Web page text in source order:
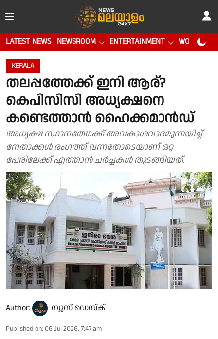
LATEST NEWS NEWSROOM ENTERTAINMENT WORLD CUP
KERALA
തലപ്പത്തേക്ക് ഇനി ആര്?
കെപിസിസി അധ്യക്ഷനെ
കണ്ടെത്താൻ ഹൈക്കമാൻഡ്
അധ്യക്ഷ സ്ഥാനത്തേക്ക് അവകാശവാദമുന്നയിച്ച്
നേതാക്കൾ രംഗത്ത് വന്നതോടെയാണ് ഒറ്റ
പേരിലേക്ക് എത്താൻ ചർച്ചകൾ തുടങ്ങിയത്.
Author: ന്യൂസ് ഡെസ്ക്
Published on: 06 Jul 2026, 7:47 am